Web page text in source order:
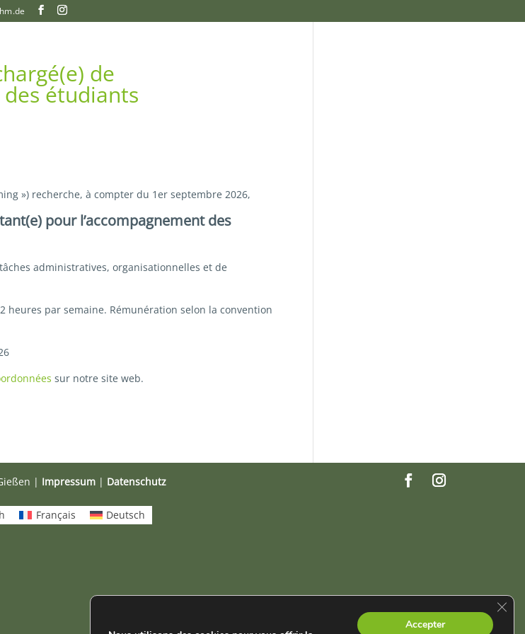
de
des étudiants
») recherche, à compter du 1er septembre 2026,
pour l’accompagnement des
administratives, organisationnelles et de
heures par semaine. Rémunération selon la convention
sur notre site web.
| Impressum| Datenschutz
Accepter
Français Deutsch